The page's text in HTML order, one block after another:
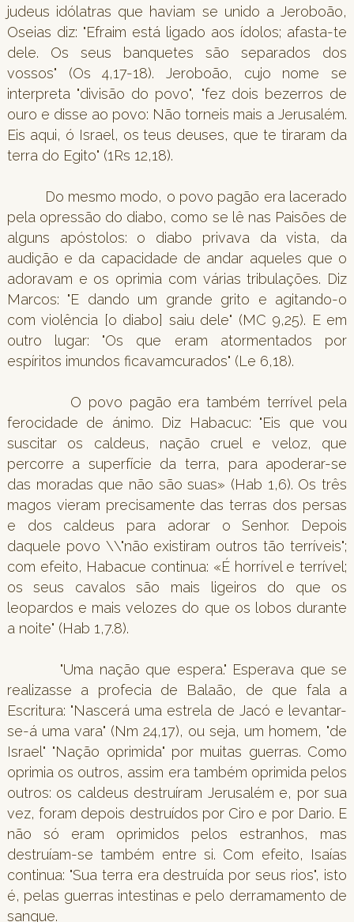
judeus idólatras que haviam se unido a Jeroboão,
Oseias diz: "Efraim está ligado aos ídolos; afasta-te
dele. Os seus banquetes são separados dos
vossos" (Os 4,17-18). Jeroboão, cujo nome se
interpreta "divisão do povo", "fez dois bezerros de
ouro e disse ao povo: Não torneis mais a Jerusalém.
Eis aqui, ó Israel, os teus deuses, que te tiraram da
terra do Egito" (1Rs 12,18).
Do mesmo modo, o povo pagão era lacerado
pela opressão do diabo, como se lê nas Paisões de
alguns apóstolos: o diabo privava da vista, da
audição e da capacidade de andar aqueles que o
adoravam e os oprimia com várias tribulações. Diz
Marcos: "E dando um grande grito e agitando-o
com violência [o diabo] saiu dele" (MC 9,25). E em
outro lugar: "Os que eram atormentados por
espíritos imundos ficavamcurados" (Le 6,18).
O povo pagão era também terrível pela
ferocidade de ánimo. Diz Habacuc: "Eis que vou
suscitar os caldeus, nação cruel e veloz, que
percorre a superfície da terra, para apoderar-se
das moradas que não são suas» (Hab 1,6). Os três
magos vieram precisamente das terras dos persas
e dos caldeus para adorar o Senhor. Depois
daquele povo \\"não existiram outros tão terríveis";
com efeito, Habacue continua: «É horrível e terrível;
os seus cavalos são mais ligeiros do que os
leopardos e mais velozes do que os lobos durante
a noite" (Hab 1,7.8).
"Uma nação que espera." Esperava que se
realizasse a profecia de Balaão, de que fala a
Escritura: "Nascerá uma estrela de Jacó e levantar-
se-á uma vara" (Nm 24,17), ou seja, um homem, "de
Israel" "Nação oprimida" por muitas guerras. Como
oprimia os outros, assim era também oprimida pelos
outros: os caldeus destruíram Jerusalém e, por sua
vez, foram depois destruídos por Ciro e por Dario. E
não só eram oprimidos pelos estranhos, mas
destruíam-se também entre si. Com efeito, Isaías
continua: "Sua terra era destruída por seus rios", isto
é, pelas guerras intestinas e pelo derramamento de
sangue.